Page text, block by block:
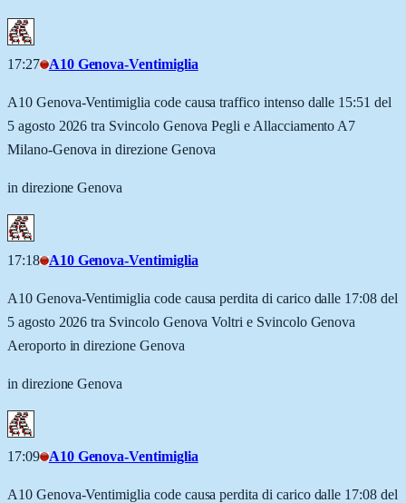
17:27 A10 Genova-Ventimiglia
A10 Genova-Ventimiglia code causa traffico intenso dalle 15:51 del
5 agosto 2026 tra Svincolo Genova Pegli e Allacciamento A7
Milano-Genova in direzione Genova
in direzione Genova
17:18 A10 Genova-Ventimiglia
A10 Genova-Ventimiglia code causa perdita di carico dalle 17:08 del
5 agosto 2026 tra Svincolo Genova Voltri e Svincolo Genova
Aeroporto in direzione Genova
in direzione Genova
17:09 A10 Genova-Ventimiglia
A10 Genova-Ventimiglia code causa perdita di carico dalle 17:08 del